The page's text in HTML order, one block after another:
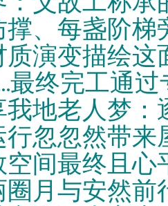
撑、每盏阶
演变描绘
最终完工通
地老人梦：
行忽忽然带
间最终且心
月与安然前